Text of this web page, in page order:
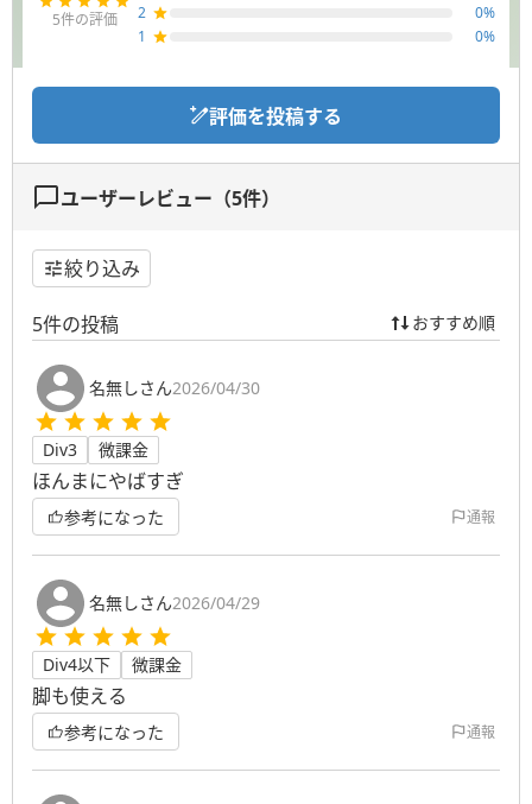
5件の評価 2 0%
1
0%
評価を投稿する
ユーザーレビュー（5件）
絞り込み
5件の投稿 おすすめ順
名無しさん2026/04/30
Div3 微課金
ほんまにやばすぎ
参考になった 通報
名無しさん2026/04/29
Div4以下 微課金
脚も使える
参考になった 通報